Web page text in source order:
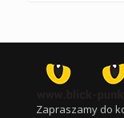
Zapraszamy do